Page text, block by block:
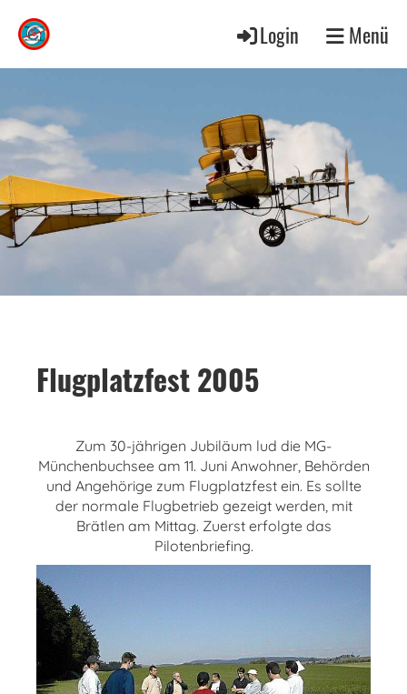
Login Menü
Flugplatzfest 2005
Zum 30-jährigen Jubiläum lud die MG-
Münchenbuchsee am 11. Juni Anwohner, Behörden
und Angehörige zum Flugplatzfest ein. Es sollte
der normale Flugbetrieb gezeigt werden, mit
Brätlen am Mittag. Zuerst erfolgte das
Pilotenbriefing.